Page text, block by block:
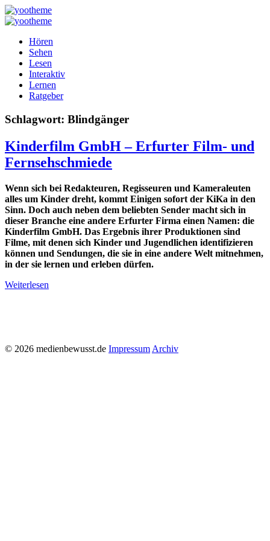
Hören
Sehen
Lesen
Interaktiv
Lernen
Ratgeber
Schlagwort: Blindgänger
Kinderfilm GmbH – Erfurter Film- und
Fernsehschmiede
Wenn sich bei Redakteuren, Regisseuren und Kameraleuten
alles um Kinder dreht, kommt Einigen sofort der KiKa in den
Sinn. Doch auch neben dem beliebten Sender macht sich in
dieser Branche eine andere Erfurter Firma einen Namen: die
Kinderfilm GmbH. Das Ergebnis ihrer Produktionen sind
Filme, mit denen sich Kinder und Jugendlichen identifizieren
können und Sendungen, die sie in eine andere Welt mitnehmen,
in der sie lernen und erleben dürfen.
Weiterlesen
© 2026 medienbewusst.de Impressum Archiv